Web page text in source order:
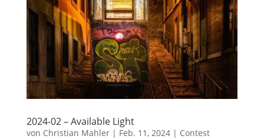
2024-02 – Available Light
von Christian Mahler| Feb. 11, 2024| Contest